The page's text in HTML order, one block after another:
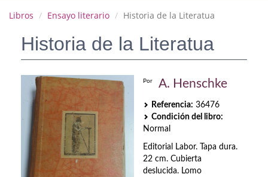
MATERIAS
Astrología. Ocultismo
Autoayuda. Conocimiento personal
Autoayuda. Crecimiento personal
Biografía
Libros Ensayo literario Historia de la Literatua
Historia de la Literatua
Por A. Henschke
Referencia: 36476
Condición del libro:
Normal
Editorial Labor. Tapa dura.
22 cm. Cubierta
deslucida. Lomo